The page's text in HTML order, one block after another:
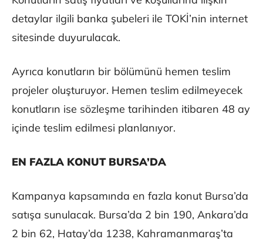
detaylar ilgili banka şubeleri ile TOKİ’nin internet
sitesinde duyurulacak.
Ayrıca konutların bir bölümünü hemen teslim
projeler oluşturuyor. Hemen teslim edilmeyecek
konutların ise sözleşme tarihinden itibaren 48 ay
içinde teslim edilmesi planlanıyor.
EN FAZLA KONUT BURSA’DA
Kampanya kapsamında en fazla konut Bursa’da
satışa sunulacak. Bursa’da 2 bin 190, Ankara’da
2 bin 62, Hatay’da 1238, Kahramanmaraş’ta